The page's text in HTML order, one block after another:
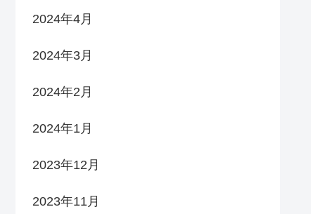
2024年4月
2024年3月
2024年2月
2024年1月
2023年12月
2023年11月